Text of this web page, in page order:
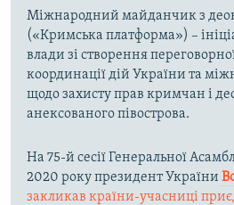
Міжнародний майданчик з
(«Кримська платформа») –
влади зі створення
координації дій України та
щодо захисту прав кримчан і
анексованого півострова.
На 75-й сесії Генеральної
2020 року президент України
закликав країни-учасниці